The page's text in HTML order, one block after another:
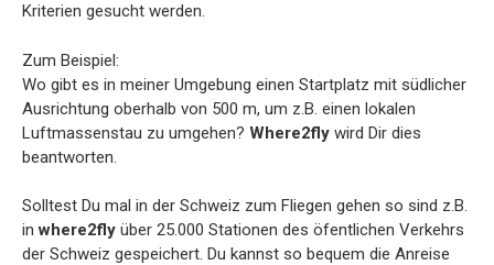
Kriterien gesucht werden.
Zum Beispiel:
Wo gibt es in meiner Umgebung einen Startplatz mit südlicher
Ausrichtung oberhalb von 500 m, um z.B. einen lokalen
Luftmassenstau zu umgehen? Where2fly wird Dir dies
beantworten.
Solltest Du mal in der Schweiz zum Fliegen gehen so sind z.B.
inwhere2fly über 25.000 Stationen des öfentlichen Verkehrs
der Schweiz gespeichert. Du kannst so bequem die Anreise